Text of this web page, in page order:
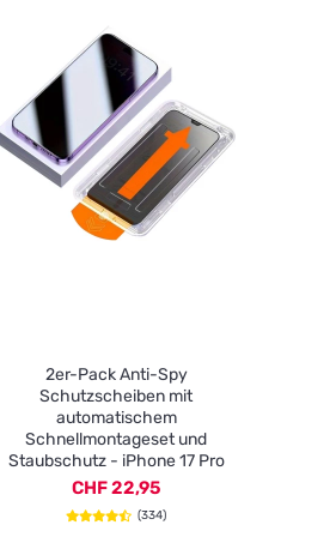
2er-Pack Anti-Spy
Schutzscheiben mit
automatischem
Schnellmontageset und
Staubschutz - iPhone 17 Pro
CHF 22,95
(334)